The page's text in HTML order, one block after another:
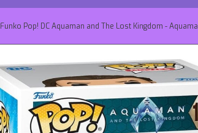
Funko Pop! DC Aquaman and The Lost Kingdom -